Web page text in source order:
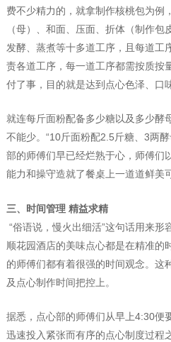
费不少精力的，就拿制作核桃包为例
（母）、和面、压面、折体（制作包
发酵、蒸煮等十多道工序，且每道工
责各道工序，每一道工序都需按质按
付了事，目的就是达到点心色泽、口
就连每斤面粉配备多少糖以及多少酵
不能少。“10斤面粉配2.5斤糖、3两
部的师傅们早已经烂熟于心，师傅们
能力和操守造就了餐桌上一道道鲜美
三、时间管理 精益求精
“俗语说，慢火出细活”这句话用来
顺花园酒店的美味点心都是在精准的
的师傅们都有着很强的时间观念。这
及点心制作时间把控上。
据悉，点心部的师傅们从早上4:30便
迅速投入紧张而有序的点心制度过程